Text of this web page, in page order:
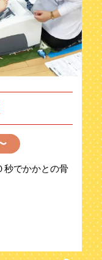
秒でかかとの骨